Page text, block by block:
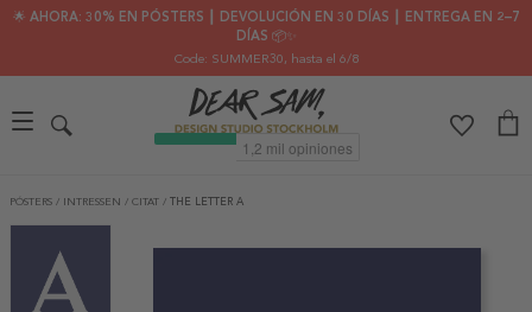
🌟 AHORA: 30% EN PÓSTERS ┃ DEVOLUCIÓN EN 30 DÍAS ┃ ENTREGA EN 2–7
DÍAS 📦✨
Code: SUMMER30, hasta el 6/8
PÓSTERS / INTRESSEN / CITAT / THE LETTER A